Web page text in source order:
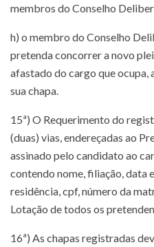
membros do Conselho
h) o membro do Conselho
pretenda concorrer a novo
afastado do cargo que
sua chapa.
15ª) O Requerimento do
(duas) vias, endereçadas ao
assinado pelo candidato ao
contendo nome, filiação, data
residência, cpf, número da
Lotação de todos os
16ª) As chapas registradas